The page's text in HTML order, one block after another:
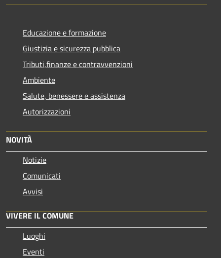
Educazione e formazione
Giustizia e sicurezza pubblica
Tributi,finanze e contravvenzioni
Ambiente
Salute, benessere e assistenza
Autorizzazioni
NOVITÀ
Notizie
Comunicati
Avvisi
VIVERE IL COMUNE
Luoghi
Eventi